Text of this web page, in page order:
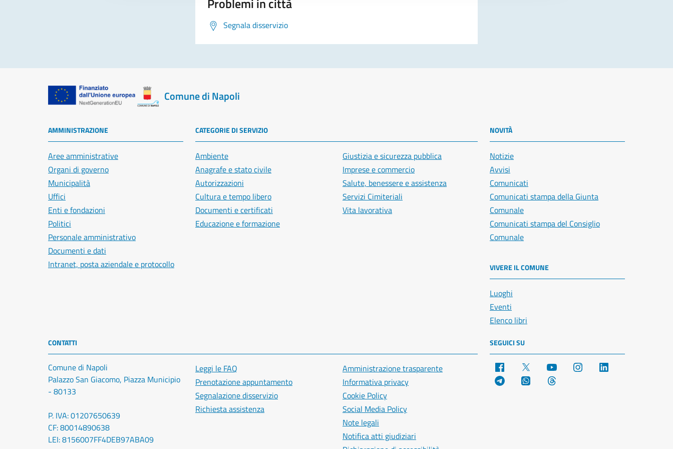
Segnala disservizio
Comune di Napoli
AMMINISTRAZIONE
Aree amministrative
Organi di governo
Municipalità
Uffici
Enti e fondazioni
Politici
Personale amministrativo
Documenti e dati
Intranet, posta aziendale e protocollo
CATEGORIE DI SERVIZIO
Ambiente
Anagrafe e stato civile
Autorizzazioni
Cultura e tempo libero
Documenti e certificati
Educazione e formazione
Giustizia e sicurezza pubblica
Imprese e commercio
Salute, benessere e assistenza
Servizi Cimiteriali
Vita lavorativa
NOVITÀ
Notizie
Avvisi
Comunicati
Comunicati stampa della Giunta
Comunale
Comunicati stampa del Consiglio
Comunale
VIVERE IL COMUNE
Luoghi
Eventi
Elenco libri
CONTATTI
Comune di Napoli
Palazzo San Giacomo, Piazza Municipio
- 80133
P. IVA: 01207650639
CF: 80014890638
LEI: 8156007FF4DEB97ABA09
Leggi le FAQ
Prenotazione appuntamento
Segnalazione disservizio
Richiesta assistenza
Amministrazione trasparente
Informativa privacy
Cookie Policy
Social Media Policy
Note legali
Notifica atti giudiziari
SEGUICI SU
Facebook YouTube Instagram
Telegram WhatsApp